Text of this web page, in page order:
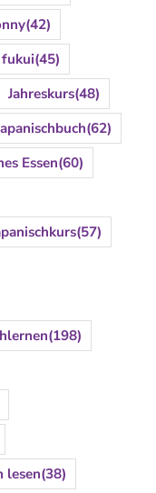
(42)
fukui(45)
Jahreskurs(48)
(62)
Essen(60)
(57)
(198)
lesen(38)